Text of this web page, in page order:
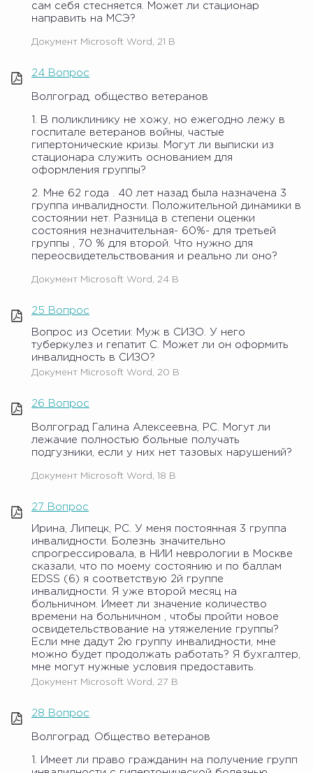
сам себя стесняется. Может ли стационар
направить на МСЭ?
Документ Microsoft Word, 21 B
24 Вопрос
Волгоград, общество ветеранов
1. В поликлинику не хожу, но ежегодно лежу в
госпитале ветеранов войны, частые
гипертонические кризы. Могут ли выписки из
стационара служить основанием для
оформления группы?
2. Мне 62 года . 40 лет назад была назначена 3
группа инвалидности. Положительной динамики в
состоянии нет. Разница в степени оценки
состояния незначительная- 60%- для третьей
группы , 70 % для второй. Что нужно для
переосвидетельствования и реально ли оно?
Документ Microsoft Word, 24 B
25 Вопрос
Вопрос из Осетии: Муж в СИЗО. У него
туберкулез и гепатит С. Может ли он оформить
инвалидность в СИЗО?
Документ Microsoft Word, 20 B
26 Вопрос
Волгоград Галина Алексеевна, РС. Могут ли
лежачие полностью больные получать
подгузники, если у них нет тазовых нарушений?
Документ Microsoft Word, 18 B
27 Вопрос
Ирина, Липецк, РС. У меня постоянная 3 группа
инвалидности. Болезнь значительно
спрогрессировала, в НИИ неврологии в Москве
сказали, что по моему состоянию и по баллам
EDSS (6) я соответствую 2й группе
инвалидности. Я уже второй месяц на
больничном. Имеет ли значение количество
времени на больничном , чтобы пройти новое
освидетельствование на утяжеление группы?
Если мне дадут 2ю группу инвалидности, мне
можно будет продолжать работать? Я бухгалтер,
мне могут нужные условия предоставить.
Документ Microsoft Word, 27 B
28 Вопрос
Волгоград. Общество ветеранов
1. Имеет ли право гражданин на получение групп